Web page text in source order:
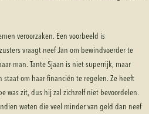
veroorzaken. Een voorbeeld is
vraagt neef Jan om bewindvoerder te
man. Tante Sjaan is niet superrijk, maar
om haar financiën te regelen. Ze heeft
was zit, dus hij zal zichzelf niet bevoordelen.
weten die veel minder van geld dan neef